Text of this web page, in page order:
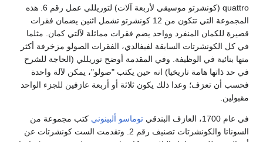
quattro (كونشرتو موسيقي لأربعة آلات) لتوريللي عمل رقم 6. هذه
المجموعة التي تتكون من 12 كونشرتو تشمل اثنين يضمان فقرات
قصيرة للكمان المنفرد وواحد يضم فقرات مماثلة لآلتي كمان. مثلما
في كل الكونشرتات السابقة لفيفالدي، الفقرات الصولو مزخرفة أكثر
منها بنائية في الوظيفة. وفي المقدمة أوضح توريللي (الحاجة للشرح
في حد ذاتها هامة تاريخيا) انه حين يكتب "صولو"، يمكن لآلة واحدة
فحسب أن تعزف؛ وعدا ذلك يكون ثلاثة أو أربعة عازفين للجزء الواحد
مقبولين.
في عام 1700، العازف البندقي توماسو ألبينوني كتب مجموعة من
السوناتا والكونشرتات تصنيف رقم 2. وتقدمت الست كونشرتات عن